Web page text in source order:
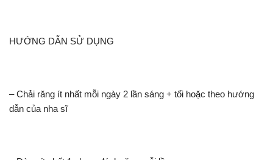
HƯỚNG DẪN SỬ DỤNG
– Chải răng ít nhất mỗi ngày 2 lần sáng + tối hoặc theo hướng
dẫn của nha sĩ